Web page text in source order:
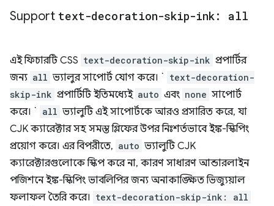
Support text-decoration-skip-ink: all
এই ফিচারটি CSS text-decoration-skip-ink প্রপার্টির
জন্য all ভ্যালুর সাপোর্ট যোগ করে। ` text-decoration-
skip-ink প্রপার্টিটি ইতিমধ্যেই auto এবং none সাপোর্ট
করে। ` all ভ্যালুটি এই সাপোর্টকে আরও প্রসারিত করে, যা
CJK ক্যারেক্টার সহ সমস্ত গ্লিফের উপর নিঃশর্তভাবে ইঙ্ক-স্কিপিং
প্রয়োগ করে। এর বিপরীতে, auto ভ্যালুটি CJK
ক্যারেক্টারগুলোকে স্কিপ করে না, কারণ সাধারণ আন্ডারলাইন
পজিশনে ইঙ্ক-স্কিপিং ভাবলিপির জন্য অনাকাঙ্ক্ষিত ভিজ্যুয়াল
ফলাফল তৈরি করে। text-decoration-skip-ink: all